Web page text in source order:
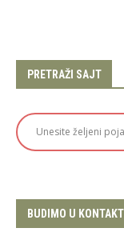
PRETRAŽI SAJT
BUDIMO U